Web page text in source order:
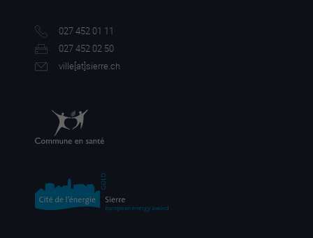
027 452 01 11
027 452 02 50
ville[at]sierre.ch